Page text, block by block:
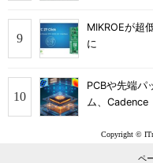
MIKROEが超
に
PCBや先端パ
ム、Cadence
Copyright ©
ペ